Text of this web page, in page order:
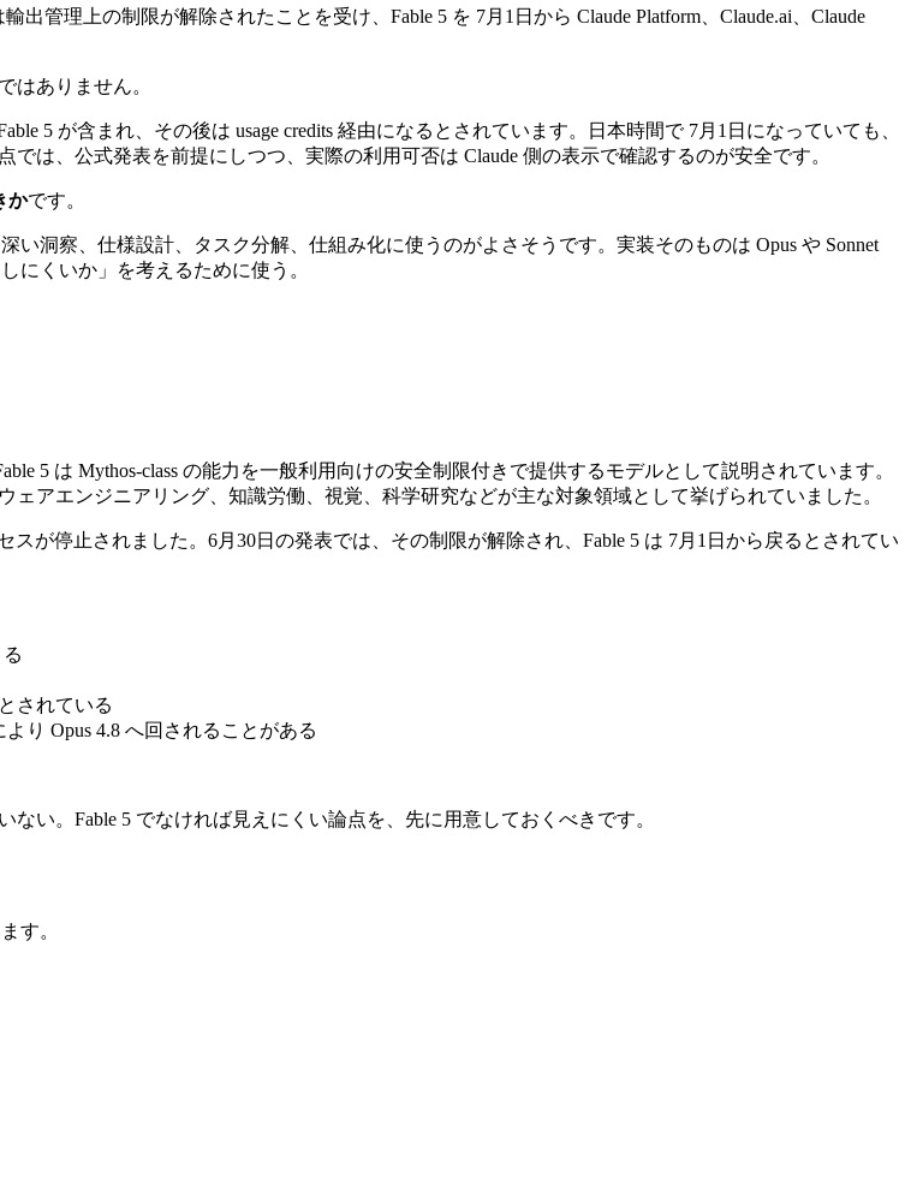
管理上の制限が解除されたことを受け、Fable 5 を 7月1日から Claude Platform、Claude.ai、Claude
はありません。
5 が含まれ、その後は usage credits 経由になるとされています。日本時間で 7月1日になっていても、
は、公式発表を前提にしつつ、実際の利用可否は Claude 側の表示で確認するのが安全です。
かです。
洞察、仕様設計、タスク分解、仕組み化に使うのがよさそうです。実装そのものは Opus や Sonnet
にくいか」を考えるために使う。
5 は Mythos-class の能力を一般利用向けの安全制限付きで提供するモデルとして説明されています。
アエンジニアリング、知識労働、視覚、科学研究などが主な対象領域として挙げられていました。
が停止されました。6月30日の発表では、その制限が解除され、Fable 5 は 7月1日から戻るとされてい
されている
り Opus 4.8 へ回されることがある
い。Fable 5 でなければ見えにくい論点を、先に用意しておくべきです。
す。